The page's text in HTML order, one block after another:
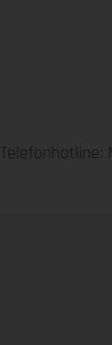
Telefonhotline: